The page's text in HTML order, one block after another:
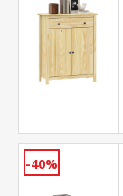
-40%